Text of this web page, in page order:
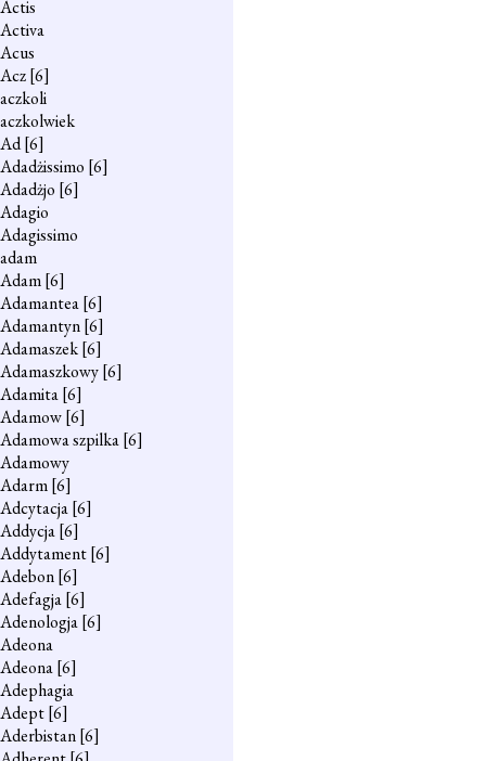
Actis
Activa
Acus
Acz[6]
aczkoli
aczkolwiek
Ad[6]
Adadżissimo [6]
Adadżjo [6]
Adagio
Adagissimo
adam
Adam[6]
Adamantea[6]
Adamantyn[6]
Adamaszek[6]
Adamaszkowy[6]
Adamita[6]
Adamow[6]
Adamowa szpilka[6]
Adamowy
Adarm[6]
Adcytacja[6]
Addycja[6]
Addytament[6]
Adebon[6]
Adefagja[6]
Adenologja[6]
Adeona
Adeona[6]
Adephagia
Adept[6]
Aderbistan[6]